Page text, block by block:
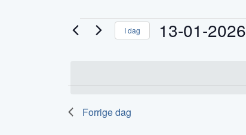
Begivenheder
13-
01-
I dag 13-01-2026
Forrige dag